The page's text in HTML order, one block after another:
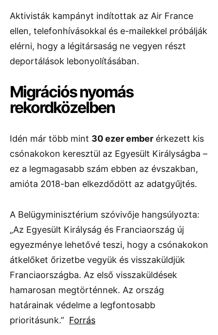
Aktivisták kampányt indítottak az Air France
ellen, telefonhívásokkal és e-mailekkel próbálják
elérni, hogy a légitársaság ne vegyen részt
deportálások lebonyolításában.
Migrációs nyomás
rekordközelben
Idén már több mint 30 ezer ember érkezett kis
csónakokon keresztül az Egyesült Királyságba –
ez a legmagasabb szám ebben az évszakban,
amióta 2018-ban elkezdődött az adatgyűjtés.
A Belügyminisztérium szóvivője hangsúlyozta:
„Az Egyesült Királyság és Franciaország új
egyezménye lehetővé teszi, hogy a csónakokon
átkelőket őrizetbe vegyük és visszaküldjük
Franciaországba. Az első visszaküldések
hamarosan megtörténnek. Az ország
határainak védelme a legfontosabb
prioritásunk.” Forrás